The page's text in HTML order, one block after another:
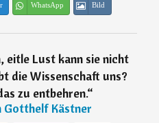
WhatsApp Bild
eitle Lust kann sie nicht
die Wissenschaft uns?
zu entbehren.“
Gotthelf Kästner